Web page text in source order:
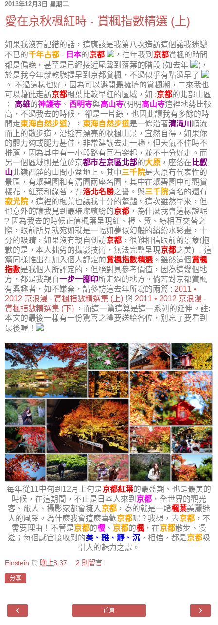
2013年12月3日 星期二
愛在京秋楓紅時 - 賞楓指數精選 (上)
如果我沒有記錯的話，這應該是我第八次造訪這個讓我迷戀
不已的千年古都 - 日本的京都 ，往年我到 京都賞楓的時間
都是偏晚，甚至是已經接近尾聲到落葉的階段 (如去年
)，
於是我今年就乾脆提早到京都賞楓，不過似乎有點過早了
。 不過這樣也好，因為可以避開最擁擠的賞楓潮，二來我也
可以藉此走訪京都楓葉比較早紅的區域，如 :京都的北部山區
： 高雄的神護寺 、 西明寺與高山寺(明明高山寺這裡地勢比較
高，不過我去的時候， 卻是一片綠，也因此讓我有多餘的時
間走東海自然步道）， 東海自然步道是一條沿著清滝川 順流
而上的散步道，沿途有漂亮的秋楓山景，宜然自得，如果你
的體力夠或腿力甚佳，非常建議去走一趟，但天氣不佳時不
推薦，因為其中有一小段路有巨石突起，並不十分好走。而
另一個區域則是位於京都市左京區北部的大原 ，座落在比叡
山北嶺西麓的山間小盆地上。其中三千院是大原有代表性的
景區，有聚碧園和有清園兩座名園，其中在聚碧園中可觀賞
櫻花、紅葉和綠苔，有洛北名勝之譽。與三千院齊名的還有
寂光院 ，這裡的楓葉也讓我十分的驚豔。這次雖然早來，但
也意外的讓我見到最璀璨繽紛的京都 ，為什麼我會這樣說呢
? 因為我去的時候正值楓葉呈現紅、橙、黃、綠相互交替之
際，眼前所見就宛如就是一幅如夢似幻般的繽紛水彩畫，十
分的吸睛，如果沒有親自到訪京都 ，很難相信眼前的景象(抱
歉的是，本人拙劣的攝影技術，無法完整呈現京都之美) ！這
篇同樣推出有加入個人評定的賞楓指數精選 。雖然這個 賞楓
指數是我個人所評定的，但絕對具參考價值，因為這幾個地
方，都是我親自一步一腳印所走過的地方。倘若對京都賞楓
有興趣者，如不嫌棄，請參訪這去年所寫的兩篇 : 2011 •
2012 京浪漫 - 賞楓指數精選集 (上) 與 2011 • 2012 京浪漫 -
賞楓指數精選集 (下) ，而這一篇這算是這一系列的延伸。註:
本文的最後一樣有一份驚喜之禮要送給各位，別忘了要看到
最後喔！
每年從11中旬到12月上旬是京都紅葉的最盛期、也是最美的
時候，在這期間，不止是日本人來到 京都 ，全世界的觀光
客、旅人、攝影家都會擁入 京都 ，為的就是一賭楓葉美麗迷
人的風采。為什麼我會這麼喜歡京都呢？我想，去京都 ，不
需要理由！不管是京都的櫻 、 京都的楓 ，在京都散步、漫
遊；每個感官接收到的美、雅、靜、沉 ，相信，都是京都吸
引人的魅力之處。
Einstein 於 晚上8:37 2 則留言:
分享
‹ ›
首頁